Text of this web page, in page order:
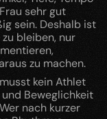
sehr gut
sein. Deshalb ist
bleiben, nur
zu machen.
kein Athlet
Beweglichkeit
nach kurzer